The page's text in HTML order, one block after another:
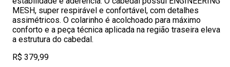
MESH, super respirável e confortável, com detalhes
assimétricos. O colarinho é acolchoado para máximo
conforto e a peça técnica aplicada na região traseira eleva
a estrutura do cabedal.
R$ 379,99